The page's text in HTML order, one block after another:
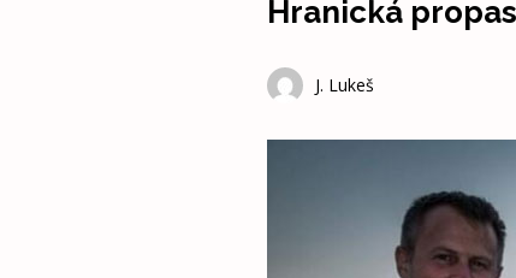
Hranická
J. Lukeš